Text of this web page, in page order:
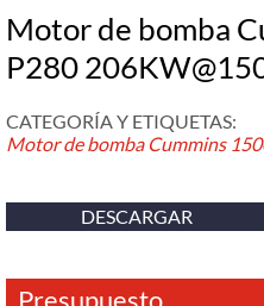
Motor de bomba
P280
CATEGORÍA Y ETIQUETAS:
Motor de bomba Cummins
DESCARGAR
Presupuesto